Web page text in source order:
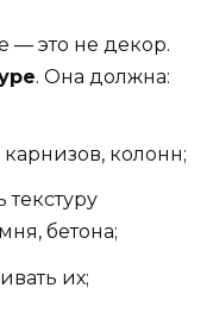
— это не декор.
. Она должна:
колонн;
текстуру
бетона;
их;